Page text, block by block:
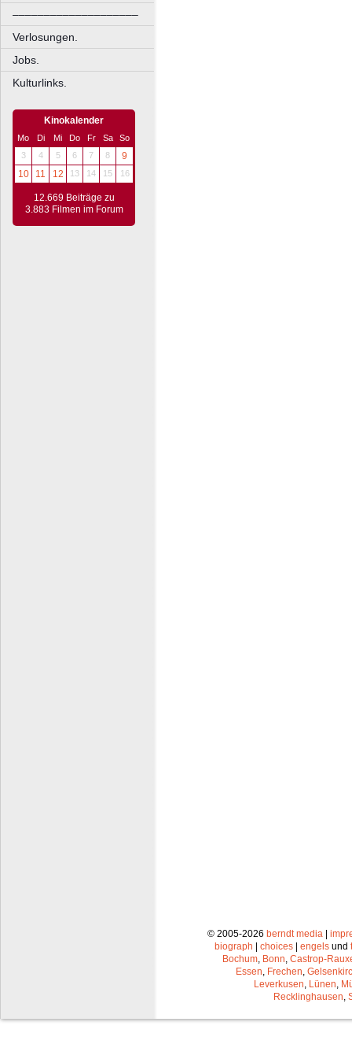
––––––––––––––––––––
Verlosungen.
Jobs.
Kulturlinks.
Kinokalender
Mo Di Mi Do Fr Sa
So
3
4 5 6 7 8
9
10
11 12 13 14 15 16
12.669 Beiträge zu
3.883 Filmen im Forum
© 2005-2026 berndt media |
biograph | choices | engels und
Bochum Bonn Castrop-
Essen Frechen
Leverkusen Lünen
Recklinghausen